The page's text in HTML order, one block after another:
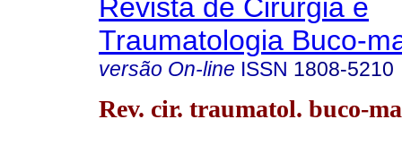
Revista de Cirurgia e
Traumatologia Buco-
versão On-line ISSN 1808-5210
Rev. cir. traumatol. buco-